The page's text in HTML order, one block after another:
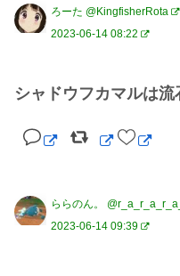
ろーた @KingfisherRota
2023-06-14 08:22
シャドウフカマルは
ららのん。 @r_a_r_a_r_a_
2023-06-14 09:39